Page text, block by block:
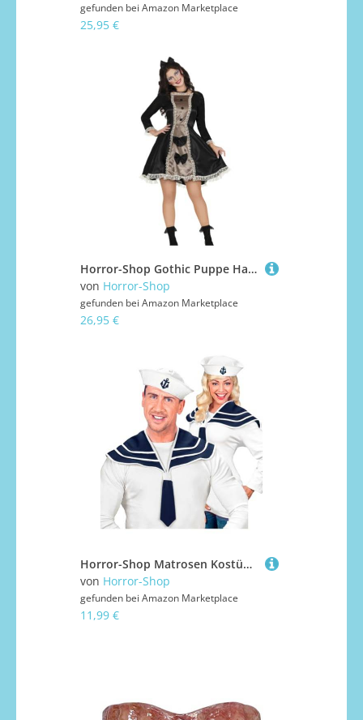
gefunden bei Amazon Marketplace
25,95 €
Horror-Shop Gothic Puppe Halloween Kostüm für Damen M
von Horror-Shop
gefunden bei Amazon Marketplace
26,95 €
Horror-Shop Matrosen Kostüm Set für Fasching & Karneval
von Horror-Shop
gefunden bei Amazon Marketplace
11,99 €